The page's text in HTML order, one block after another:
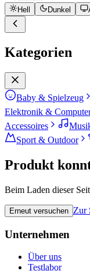
Hell Dunkel
Kategorien
Baby & Spielzeug
Elektronik &
Accessoires
Sport & Outdoor
Produkt
Beim Laden dieser
Erneut versuchen Zur
Unternehmen
Über uns
Testlabor